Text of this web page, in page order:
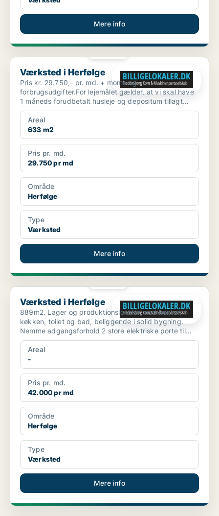
Mere info
Værksted i Herfølge
Værksted i Herfølge
Pris kr. 29.750,- pr. md. + moms og
forbrugsudgifter.For lejemålet gælder, at vi skal have
1 måneds forudbetalt husleje og depositum tillagt
moms. Lokalern...
Areal
633 m2
Pris pr. md.
29.750 pr md
Område
Herfølge
Type
Værksted
Mere info
Værksted i Herfølge
Værksted i Herfølge
889m2. Lager og produktionslokaler med kontor,
køkken, toilet og bad, beliggende i solid bygning.
Nemme adgangsforhold 2 store elektriske porte til
lager, pl...
Areal
-
Pris pr. md.
42.000 pr md
Område
Herfølge
Type
Værksted
Mere info